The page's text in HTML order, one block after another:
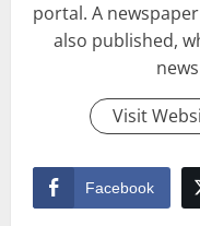
portal. A
also published,
Visit
Facebook